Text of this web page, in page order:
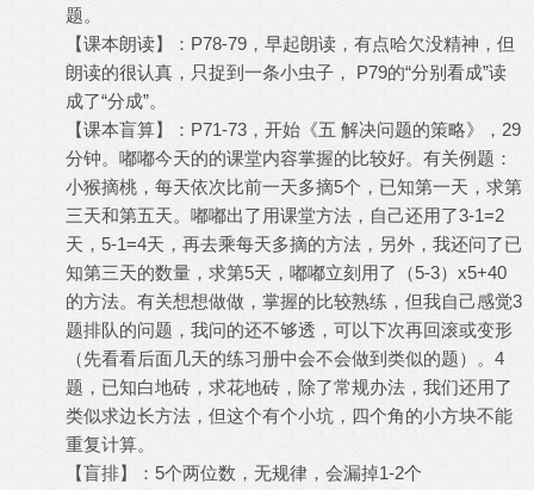
题。
【课本朗读】：P78-79，早起朗读，有点哈欠没精神，但
朗读的很认真，只捉到一条小虫子， P79的“分别看成”读
成了“分成”。
【课本盲算】：P71-73，开始《五 解决问题的策略》，29
分钟。嘟嘟今天的的课堂内容掌握的比较好。有关例题：
小猴摘桃，每天依次比前一天多摘5个，已知第一天，求第
三天和第五天。嘟嘟出了用课堂方法，自己还用了3-1=2
天，5-1=4天，再去乘每天多摘的方法，另外，我还问了已
知第三天的数量，求第5天，嘟嘟立刻用了（5-3）x5+40
的方法。有关想想做做，掌握的比较熟练，但我自己感觉3
题排队的问题，我问的还不够透，可以下次再回滚或变形
（先看看后面几天的练习册中会不会做到类似的题）。4
题，已知白地砖，求花地砖，除了常规办法，我们还用了
类似求边长方法，但这个有个小坑，四个角的小方块不能
重复计算。
【盲排】：5个两位数，无规律，会漏掉1-2个